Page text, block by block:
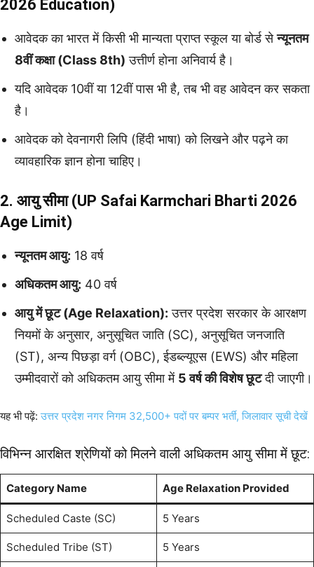
2026 Education)
आवेदक का भारत में किसी भी मान्यता प्राप्त स्कूल या बोर्ड सेन्यूनतम
8वीं कक्षा (Class 8th) उत्तीर्ण होना अनिवार्य है।
यदि आवेदक 10वीं या 12वीं पास भी है, तब भी वह आवेदन कर सकता
है।
आवेदक को देवनागरी लिपि (हिंदी भाषा) को लिखने और पढ़ने का
व्यावहारिक ज्ञान होना चाहिए।
2. आयु सीमा (UP Safai Karmchari Bharti 2026
Age Limit)
न्यूनतम आयु: 18 वर्ष
अधिकतम आयु: 40 वर्ष
आयु में छूट (Age Relaxation): उत्तर प्रदेश सरकार के आरक्षण
नियमों के अनुसार, अनुसूचित जाति (SC), अनुसूचित जनजाति
(ST), अन्य पिछड़ा वर्ग (OBC), ईडब्ल्यूएस (EWS) और महिला
उम्मीदवारों को अधिकतम आयु सीमा में 5 वर्ष की विशेष छूटदी जाएगी।
यह भी पढ़ें:उत्तर प्रदेश नगर निगम 32,500+ पदों पर बम्पर भर्ती, जिलावार सूची देखें
विभिन्न आरक्षित श्रेणियों को मिलने वाली अधिकतम आयु सीमा में छूट:
Category Name Age Relaxation Provided
Scheduled Caste (SC) 5 Years
Scheduled Tribe (ST) 5 Years